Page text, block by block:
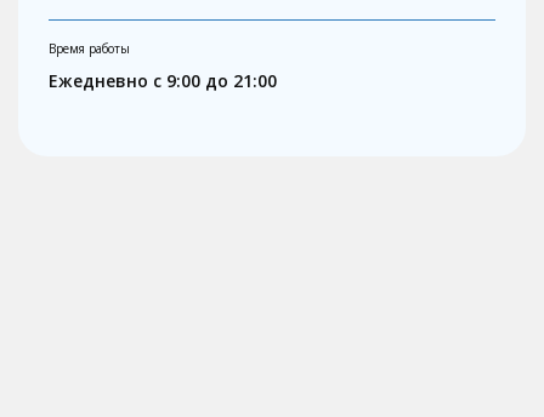
Время работы
Ежедневно с 9:00 до 21:00